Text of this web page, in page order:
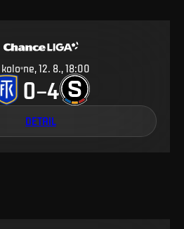
kolo ne, 12. 8., 18:00
0–4
DETAIL